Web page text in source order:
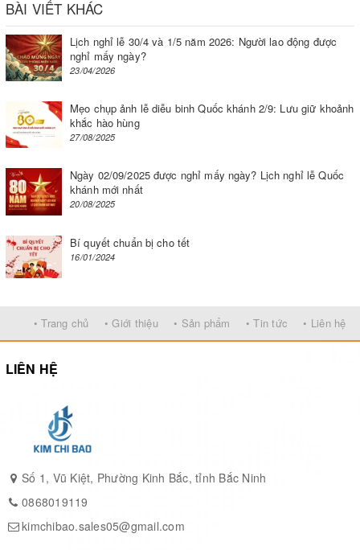
Để giúp quý khách hàng có thể đưa ra những quyết định sáng suốt khi mua
sắm những loại máy hút chân không phục vụ cho việc kinh doanh hoặc sử
Mong rằng với những thông tin mà KIM CHÍ BẢO chia sẻ sẽ hữu
ích cho mọi quý khách đang có dự định mua
khônghãng giá tốt vui lòng liên hệ với chúng tôi để được hỗ trợ.
Kim Chí Bảo, quý khách hàng có thể
thêm các
sản phẩm đa dạng
BÀI VIẾT KHÁC
Lịch nghỉ lễ 30/4 và 1/5 năm 2026: Người lao động được
nghỉ mấy ngày?
23/04/2026
Mẹo chụp ảnh lễ diễu binh Quốc khánh 2/9: Lưu giữ khoảnh
khắc hào hùng
27/08/2025
Ngày 02/09/2025 được nghỉ mấy ngày? Lịch nghỉ lễ Quốc
khánh mới nhất
20/08/2025
Bí quyết chuẩn bị cho tết
16/01/2024
• Trang chủ • Giới thiệu • Sản phẩm • Tin tức • Liên hệ
LIÊN HỆ
Số 1, Vũ Kiệt, Phường Kinh Bắc, tỉnh Bắc Ninh
0868019119
kimchibao.sales05@gmail.com